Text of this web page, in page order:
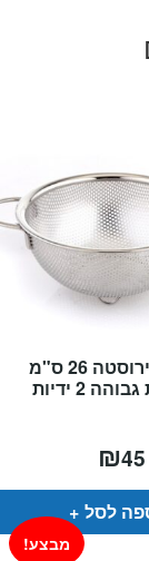
מסננת נירוסטה 26 ס"מ
2 ידיות
₪45
לסל
מבצע!